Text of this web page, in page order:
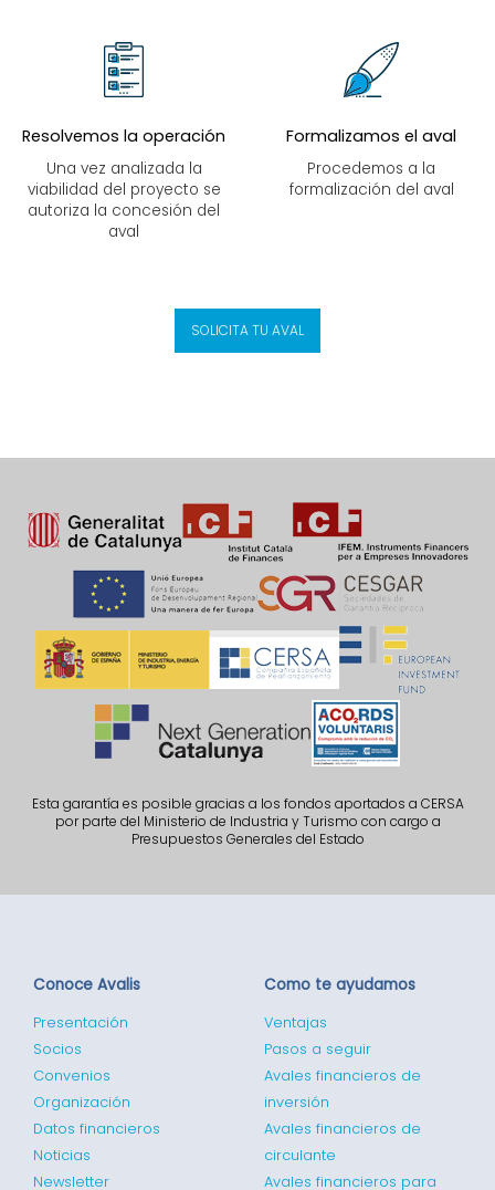
Resolvemos la operación
Una vez analizada la
viabilidad del proyecto se
autoriza la concesión del
aval
Formalizamos el aval
Procedemos a la
formalización del aval
SOLICITA TU AVAL
Esta garantía es posible gracias a los fondos aportados a CERSA
por parte del Ministerio de Industria y Turismo con cargo a
Presupuestos Generales del Estado
Conoce Avalis
Presentación
Socios
Convenios
Organización
Datos financieros
Noticias
Newsletter
Como te ayudamos
Ventajas
Pasos a seguir
Avales financieros de
inversión
Avales financieros de
circulante
Avales financieros para